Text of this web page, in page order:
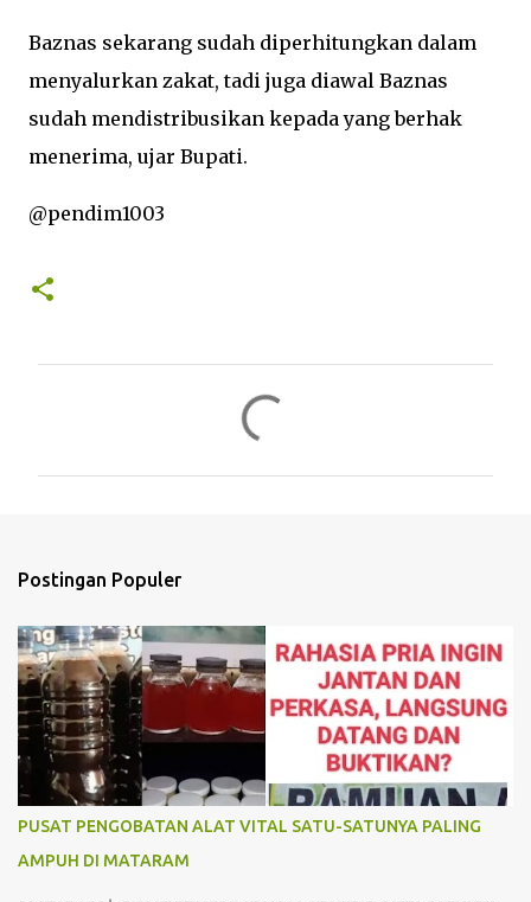
Baznas sekarang sudah diperhitungkan dalam
menyalurkan zakat, tadi juga diawal Baznas
sudah mendistribusikan kepada yang berhak
menerima, ujar Bupati.
@pendim1003
r
Postingan Populer
PUSAT PENGOBATAN ALAT VITAL SATU-SATUNYA PALING
AMPUH DI MATARAM